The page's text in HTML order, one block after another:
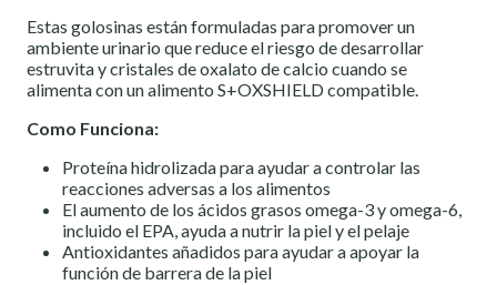
Estas golosinas están formuladas para promover un
ambiente urinario que reduce el riesgo de desarrollar
estruvita y cristales de oxalato de calcio cuando se
alimenta con un alimento S+OXSHIELD compatible.
Como Funciona:
Proteína hidrolizada para ayudar a controlar las
reacciones adversas a los alimentos
El aumento de los ácidos grasos omega-3 y omega-6,
incluido el EPA, ayuda a nutrir la piel y el pelaje
Antioxidantes añadidos para ayudar a apoyar la
función de barrera de la piel